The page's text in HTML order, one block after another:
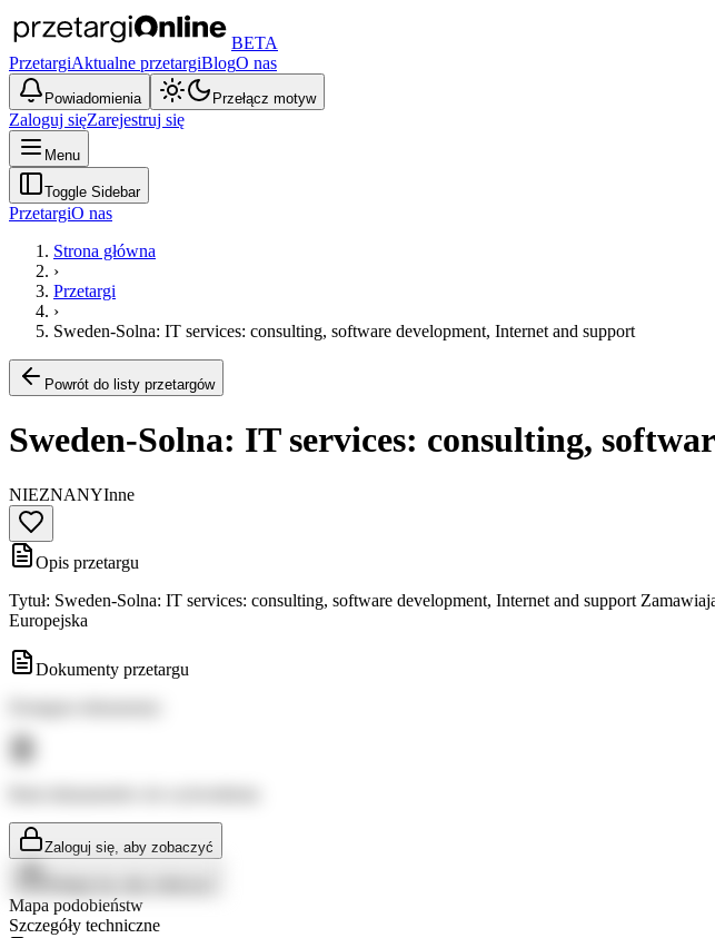
BETA
PrzetargiAktualne przetargiBlogO nas
Powiadomienia Przełącz motyw
Zaloguj sięZarejestruj się
Menu
Toggle Sidebar
PrzetargiO nas
Strona główna
›
Przetargi
›
Sweden-Solna: IT services: consulting, software development, Internet and support
Powrót do listy przetargów
Sweden-Solna: IT services: consulting,
NIEZNANYInne
Opis przetargu
Tytuł: Sweden-Solna: IT services: consulting, software development, Internet and support
Europejska
Dokumenty przetargu
Zaloguj się, aby zobaczyć
Mapa podobieństw
Szczegóły techniczne